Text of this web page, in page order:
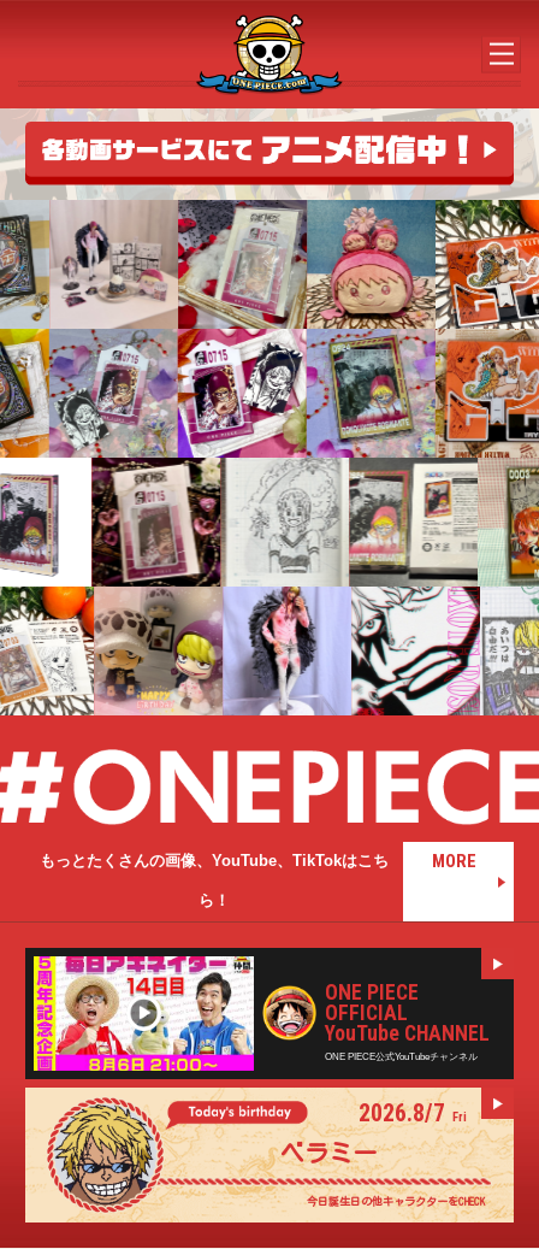
メインコンテンツへスキップする
もっとたくさんの画像、YouTube、TikTokはこち
ら！
MORE
ONE PIECE
OFFICIAL
YouTube CHANNEL
ONE PIECE公式YouTubeチャンネル
2026.8/7 Fri
カク
今日誕生日の他キャラクターをCHECK
2026.8/7 Fri
ベラミー
今日誕生日の他キャラクターをCHECK